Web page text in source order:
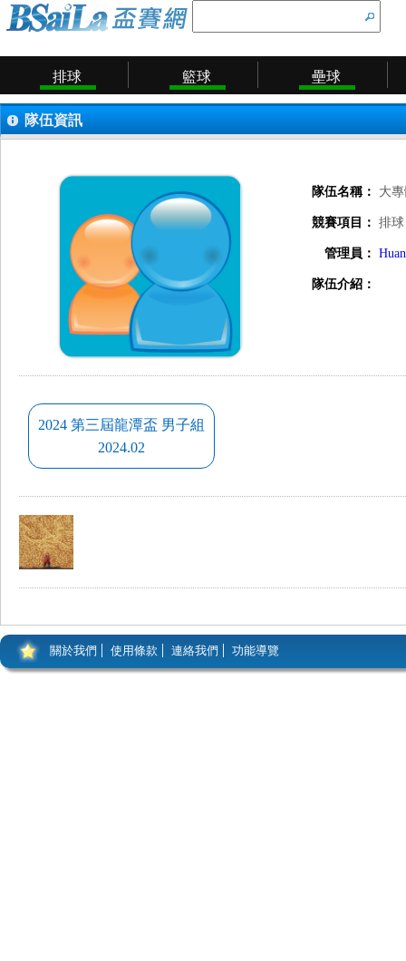
排球 籃球 壘球
隊伍資訊
隊伍名稱： 大
競賽項目： 排球
管理員：
隊伍介紹：
2024 第三屆龍潭盃 男子組
2024.02
關於我們 使用條款 連絡我們 功能導覽